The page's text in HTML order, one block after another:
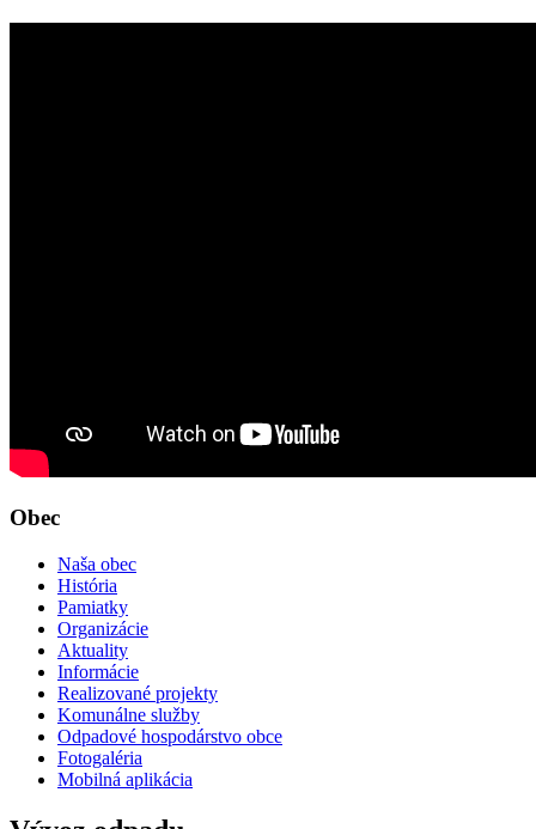
Obec
Naša obec
História
Pamiatky
Organizácie
Aktuality
Informácie
Realizované projekty
Komunálne služby
Odpadové hospodárstvo obce
Fotogaléria
Mobilná aplikácia